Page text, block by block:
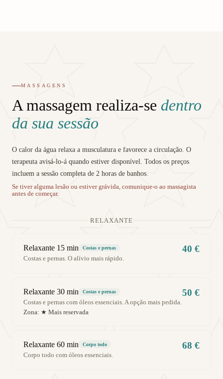
MASSAGENS
A massagem realiza-se dentro
da sua sessão
O calor da água relaxa a musculatura e favorece a circulação. O
terapeuta avisá-lo-á quando estiver disponível. Todos os preços
incluem a sessão completa de 2 horas de banhos.
Se tiver alguma lesão ou estiver grávida, comunique-o ao massagista
antes de começar.
RELAXANTE
Relaxante 15 min Costas e pernas
Costas e pernas. O alívio mais rápido.
40 €
Relaxante 30 min Costas e pernas
Costas e pernas com óleos essenciais. A opção mais pedida.
Zona: ★ Mais reservada
50 €
Relaxante 60 min Corpo todo
Corpo todo com óleos essenciais.
68 €